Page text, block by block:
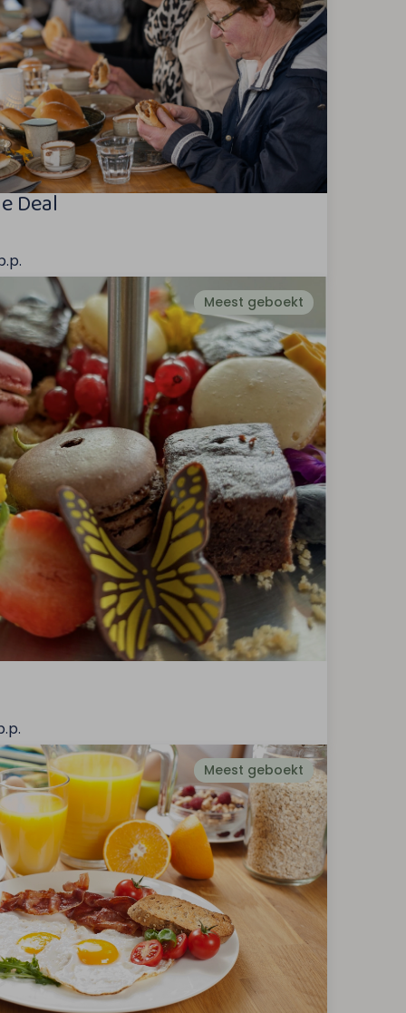
Deal
Meest geboekt
Meest geboekt